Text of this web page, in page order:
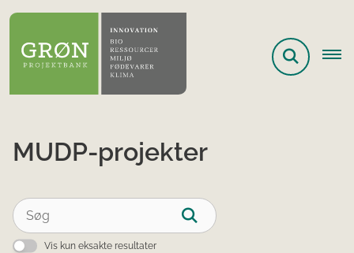
MUDP-projekter
Vis kun eksakte resultater